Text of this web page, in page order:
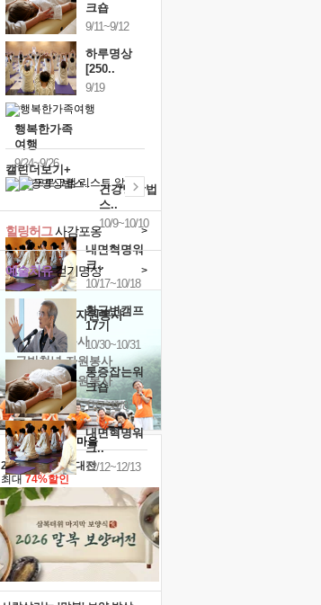
크숍
9/11~9/12
하루명상
[250..
9/19
행복한가족
여행
9/24~9/26
건강명상법
스..
10/9~10/10
내면혁명워
크..
10/17~10/18
황금변캠프
17기
10/30~10/31
통증잡는워
크숍
11/7~11/8
내면혁명워
크..
12/12~12/13
캘린더보기+
예술치유걷기명상 >
힐링허그사감포옹 >
'옹달샘의 꽃' 자원봉사
· 청년 자원봉사
· 금빛청년 자원봉사
· 음식연구 자원봉사
2026 말복 보양대전
최대 74%할인